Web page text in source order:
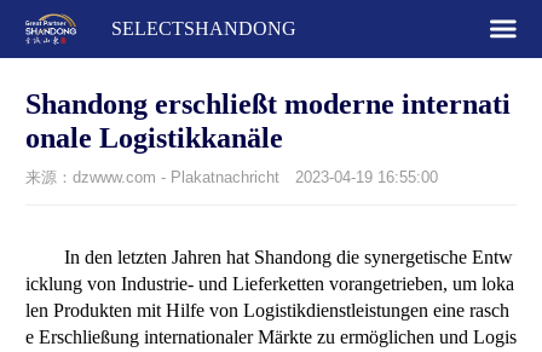
SELECTSHANDONG
Shandong erschließt moderne internati
onale Logistikkanäle
来源：dzwww.com - Plakatnachricht 2023-04-19 16:55:00
In den letzten Jahren hat Shandong die synergetische Entw
icklung von Industrie- und Lieferketten vorangetrieben, um loka
len Produkten mit Hilfe von Logistikdienstleistungen eine rasch
e Erschließung internationaler Märkte zu ermöglichen und Logis